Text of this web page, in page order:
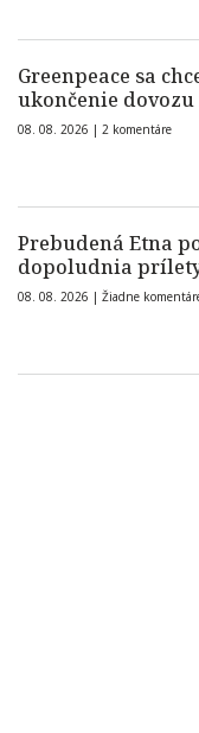
Greenpeace sa
ukončenie
08. 08. 2026 | 2 komentáre
Prebudená Etna
dopoludnia
08. 08. 2026 | Žiadne